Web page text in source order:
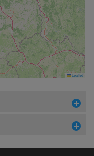
Leaflet